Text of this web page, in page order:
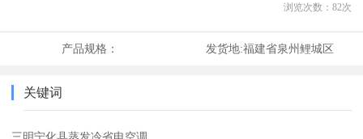
浏览次数： 82次
产品规格： 发货地:福建省泉州鲤城区
关键词